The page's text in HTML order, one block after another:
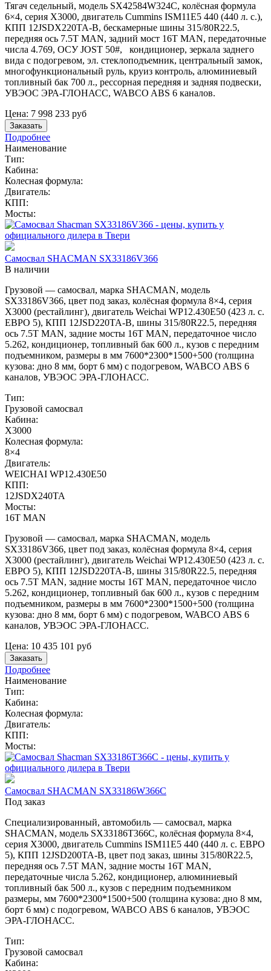
Тягач седельный, модель SX42584W324C, колёсная формула
6×4, серия X3000, двигатель Cummins ISM11E5 440 (440 л. с.),
КПП 12JSDX220TA-B, бескамерные шины 315/80R22.5,
передняя ось 7.5T MAN, задний мост 16T MAN, передаточные
числа 4.769, ОСУ JOST 50#, кондиционер, зеркала заднего
вида с подогревом, эл. стеклоподъемник, центральный замок,
многофункциональный руль, круиз контроль, алюминиевый
топливный бак 700 л., рессорная передняя и задняя подвески,
УВЭОС ЭРА-ГЛОНАСС, WABCO ABS 6 каналов.
Цена: 7 998 233 руб
Заказать
Подробнее
Наименование
Тип:
Кабина:
Колесная формула:
Двигатель:
КПП:
Мосты:
Самосвал SHACMAN SX33186V366
В наличии
Грузовой — самосвал, марка SHACMAN, модель
SX33186V366, цвет под заказ, колёсная формула 8×4, серия
X3000 (рестайлинг), двигатель Weichai WP12.430E50 (423 л. с.
ЕВРО 5), КПП 12JSD220TA-В, шины 315/80R22.5, передняя
ось 7.5T MAN, задние мосты 16T MAN, передаточное число
5.262, кондиционер, топливный бак 600 л., кузов с передним
подъемником, размеры в мм 7600*2300*1500+500 (толщина
кузова: дно 8 мм, борт 6 мм) с подогревом, WABCO ABS 6
каналов, УВЭОС ЭРА-ГЛОНАСС.
Тип:
Грузовой самосвал
Кабина:
X3000
Колесная формула:
8×4
Двигатель:
WEICHAI WP12.430E50
КПП:
12JSDX240TA
Мосты:
16T MAN
Грузовой — самосвал, марка SHACMAN, модель
SX33186V366, цвет под заказ, колёсная формула 8×4, серия
X3000 (рестайлинг), двигатель Weichai WP12.430E50 (423 л. с.
ЕВРО 5), КПП 12JSD220TA-В, шины 315/80R22.5, передняя
ось 7.5T MAN, задние мосты 16T MAN, передаточное число
5.262, кондиционер, топливный бак 600 л., кузов с передним
подъемником, размеры в мм 7600*2300*1500+500 (толщина
кузова: дно 8 мм, борт 6 мм) с подогревом, WABCO ABS 6
каналов, УВЭОС ЭРА-ГЛОНАСС.
Цена: 10 435 101 руб
Заказать
Подробнее
Наименование
Тип:
Кабина:
Колесная формула:
Двигатель:
КПП:
Мосты:
Самосвал SHACMAN SX33186W366C
Под заказ
Специализированный, автомобиль — самосвал, марка
SHACMAN, модель SX33186T366С, колёсная формула 8×4,
серия X3000, двигатель Cummins ISM11E5 440 (440 л. с. ЕВРО
5), КПП 12JSD200TA-В, цвет под заказ, шины 315/80R22.5,
передняя ось 7.5T MAN, задние мосты 16T MAN,
передаточные числа 5.262, кондиционер, алюминиевый
топливный бак 500 л., кузов с передним подъемником
размеры, мм 7600*2300*1500+500 (толщина кузова: дно 8 мм,
борт 6 мм) с подогревом, WABCO ABS 6 каналов, УВЭОС
ЭРА-ГЛОНАСС.
Тип:
Грузовой самосвал
Кабина: